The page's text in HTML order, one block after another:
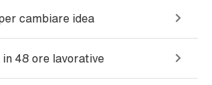
cambiare idea
in 48 ore lavorative